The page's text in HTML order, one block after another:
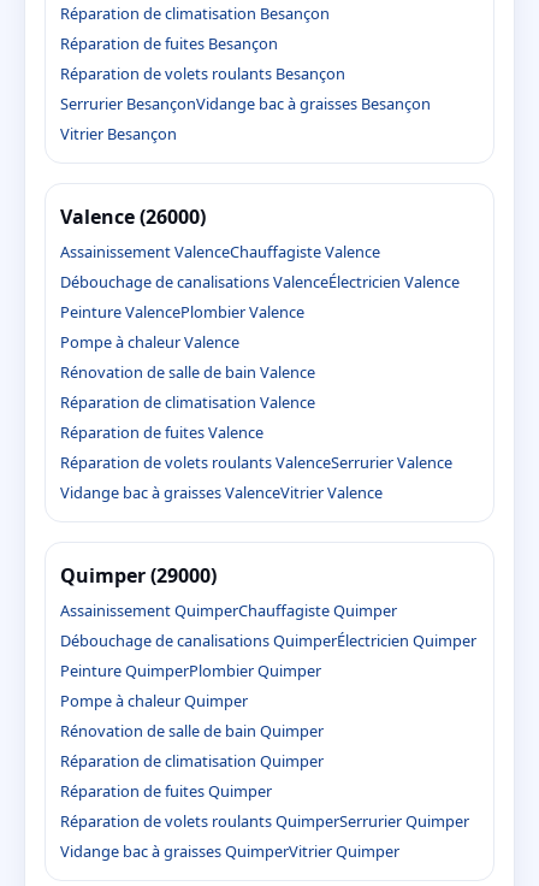
Réparation de climatisation Besançon
Réparation de fuites Besançon
Réparation de volets roulants Besançon
Serrurier BesançonVidange bac à graisses Besançon
Vitrier Besançon
Valence (26000)
Assainissement ValenceChauffagiste Valence
Débouchage de canalisations ValenceÉlectricien Valence
Peinture ValencePlombier Valence
Pompe à chaleur Valence
Rénovation de salle de bain Valence
Réparation de climatisation Valence
Réparation de fuites Valence
Réparation de volets roulants ValenceSerrurier Valence
Vidange bac à graisses ValenceVitrier Valence
Quimper (29000)
Assainissement QuimperChauffagiste Quimper
Débouchage de canalisations QuimperÉlectricien Quimper
Peinture QuimperPlombier Quimper
Pompe à chaleur Quimper
Rénovation de salle de bain Quimper
Réparation de climatisation Quimper
Réparation de fuites Quimper
Réparation de volets roulants QuimperSerrurier Quimper
Vidange bac à graisses QuimperVitrier Quimper